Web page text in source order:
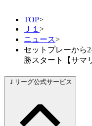
TOP>
Ｊ１ >
ニュース>
セットプレーから
勝スタート【サマ
Ｊリーグ公式サービス